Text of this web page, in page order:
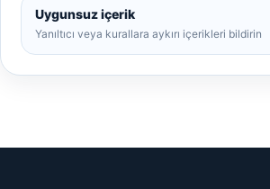
Uygunsuz içerik
Yanıltıcı veya kurallara aykırı içerikleri bildirin